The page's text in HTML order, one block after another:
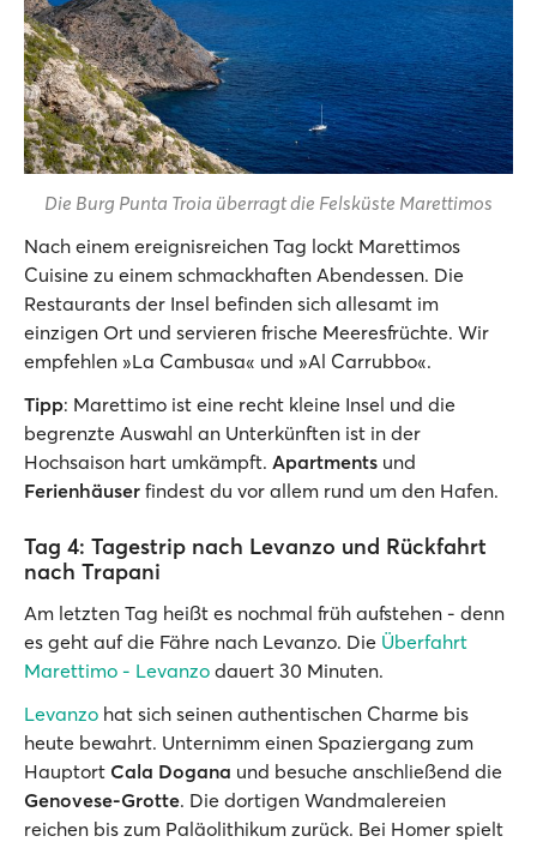
Die Burg Punta Troia überragt die Felsküste Marettimos
Nach einem ereignisreichen Tag lockt Marettimos
Cuisine zu einem schmackhaften Abendessen. Die
Restaurants der Insel befinden sich allesamt im
einzigen Ort und servieren frische Meeresfrüchte. Wir
empfehlen »La Cambusa« und »Al Carrubbo«.
Tipp: Marettimo ist eine recht kleine Insel und die
begrenzte Auswahl an Unterkünften ist in der
Hochsaison hart umkämpft. Apartments und
Ferienhäuser findest du vor allem rund um den Hafen.
Tag 4: Tagestrip nach Levanzo und Rückfahrt
nach Trapani
Am letzten Tag heißt es nochmal früh aufstehen - denn
es geht auf die Fähre nach Levanzo. Die Überfahrt
Marettimo - Levanzo dauert 30 Minuten.
Levanzo hat sich seinen authentischen Charme bis
heute bewahrt. Unternimm einen Spaziergang zum
Hauptort Cala Dogana und besuche anschließend die
Genovese-Grotte. Die dortigen Wandmalereien
reichen bis zum Paläolithikum zurück. Bei Homer spielt